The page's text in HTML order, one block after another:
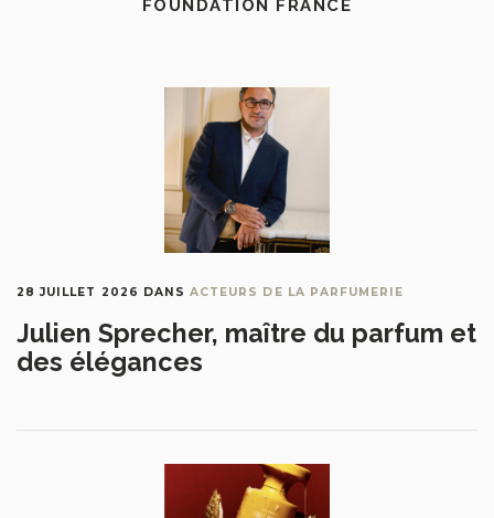
FOUNDATION FRANCE
28 JUILLET 2026 DANSACTEURS DE LA PARFUMERIE
Julien Sprecher, maître du parfum et
des élégances